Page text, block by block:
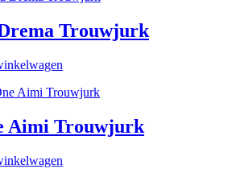
Trouwjurk
Aimi Trouwjurk